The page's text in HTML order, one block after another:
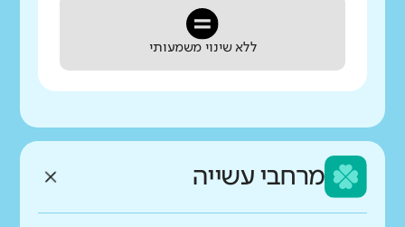
ללא שינוי משמעותי
מרחבי עשייה